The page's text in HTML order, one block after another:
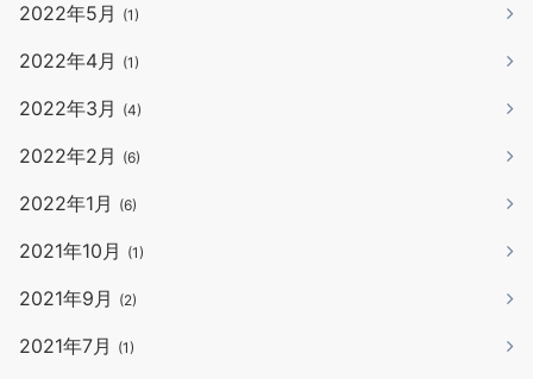
2022年5月 (1)
2022年4月 (1)
2022年3月 (4)
2022年2月 (6)
2022年1月 (6)
2021年10月 (1)
2021年9月 (2)
2021年7月 (1)